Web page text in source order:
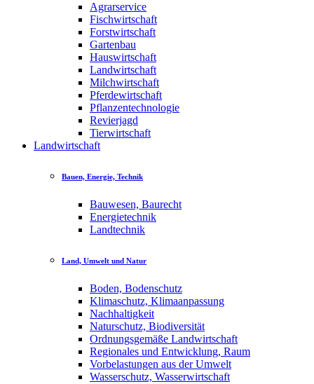
Agrarservice
Fischwirtschaft
Forstwirtschaft
Gartenbau
Hauswirtschaft
Landwirtschaft
Milchwirtschaft
Pferdewirtschaft
Pflanzentechnologie
Revierjagd
Tierwirtschaft
Landwirtschaft
Bauen, Energie, Technik
Bauwesen, Baurecht
Energietechnik
Landtechnik
Land, Umwelt und Natur
Boden, Bodenschutz
Klimaschutz, Klimaanpassung
Nachhaltigkeit
Naturschutz, Biodiversität
Ordnungsgemäße Landwirtschaft
Regionales und Entwicklung, Raum
Vorbelastungen aus der Umwelt
Wasserschutz, Wasserwirtschaft